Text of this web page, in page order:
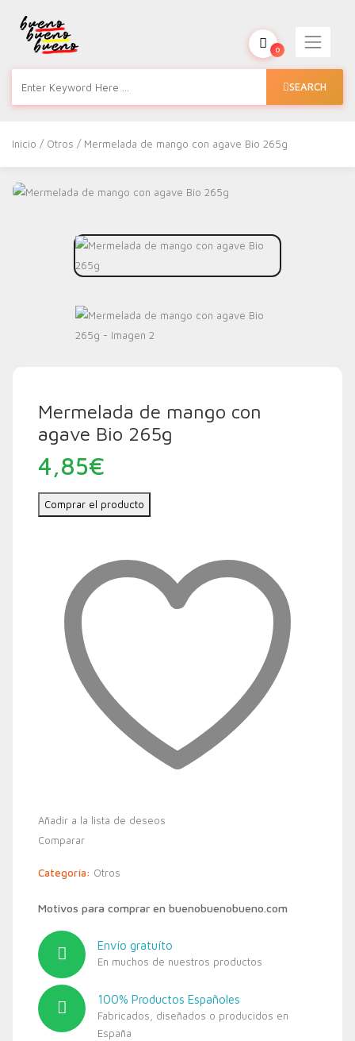
SEARCH
0
Inicio / Otros / Mermelada de mango con agave Bio 265g
Mermelada de mango con
agave Bio 265g
4,85€
Comprar el producto
Añadir a la lista de deseos
Comparar
Categoría: Otros
Motivos para comprar en buenobuenobueno.com
Envío gratuíto
En muchos de nuestros productos
100% Productos Españoles
Fabricados, diseñados o producidos en
España